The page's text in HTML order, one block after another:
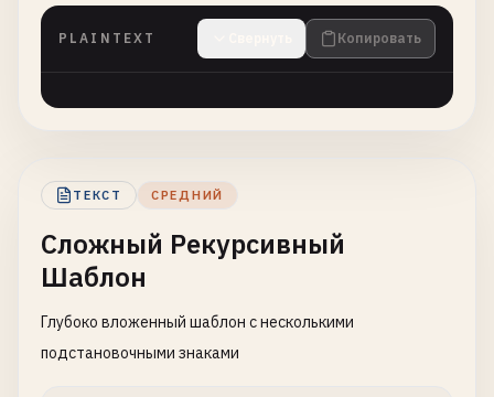
PLAINTEXT Копировать
ТЕКСТ СРЕДНИЙ
Сложный Рекурсивный
Шаблон
Глубоко вложенный шаблон с несколькими
подстановочными знаками